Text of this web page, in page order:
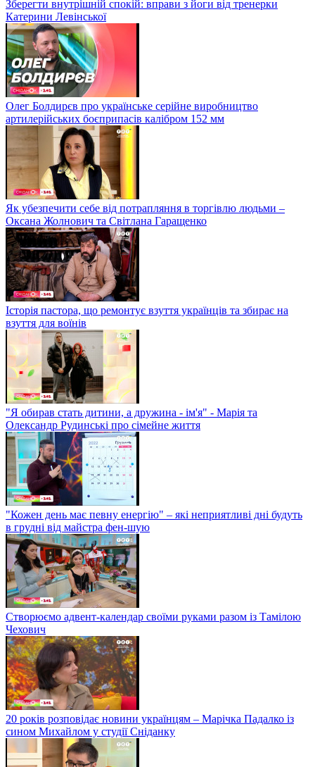
Зберегти внутрішній спокій: вправи з йоги від тренерки
Катерини Левінської
Олег Болдирєв про українське серійне виробництво
артилерійських боєприпасів калібром 152 мм
Як убезпечити себе від потрапляння в торгівлю людьми –
Оксана Жолнович та Світлана Гаращенко
Історія пастора, що ремонтує взуття українців та збирає на
взуття для воїнів
"Я обирав стать дитини, а дружина - ім'я" - Марія та
Олександр Рудинські про сімейне життя
"Кожен день має певну енергію" – які неприятливі дні будуть
в грудні від майстра фен-шую
Створюємо адвент-календар своїми руками разом із Тамілою
Чехович
20 років розповідає новини українцям – Марічка Падалко із
сином Михайлом у студії Сніданку